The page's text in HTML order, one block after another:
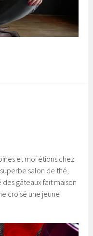
et moi étions chez
superbe salon de thé,
gâteaux fait maison
croisé une jeune